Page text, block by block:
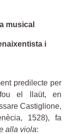
musical
i
predilecte per
el llaüt, en
Castiglione,
1528), fa
alla viola: